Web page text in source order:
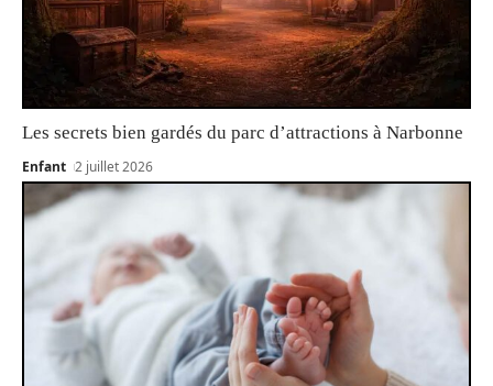
Les secrets bien gardés du parc d’attractions à Narbonne
Enfant 2 juillet 2026